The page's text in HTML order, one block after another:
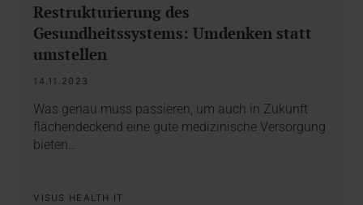
Restrukturierung des
Gesundheitssystems: Umdenken statt
umstellen
14.11.2023
Was genau muss passieren, um auch in Zukunft
flächendeckend eine gute medizinische Versorgung
bieten…
VISUS HEALTH IT